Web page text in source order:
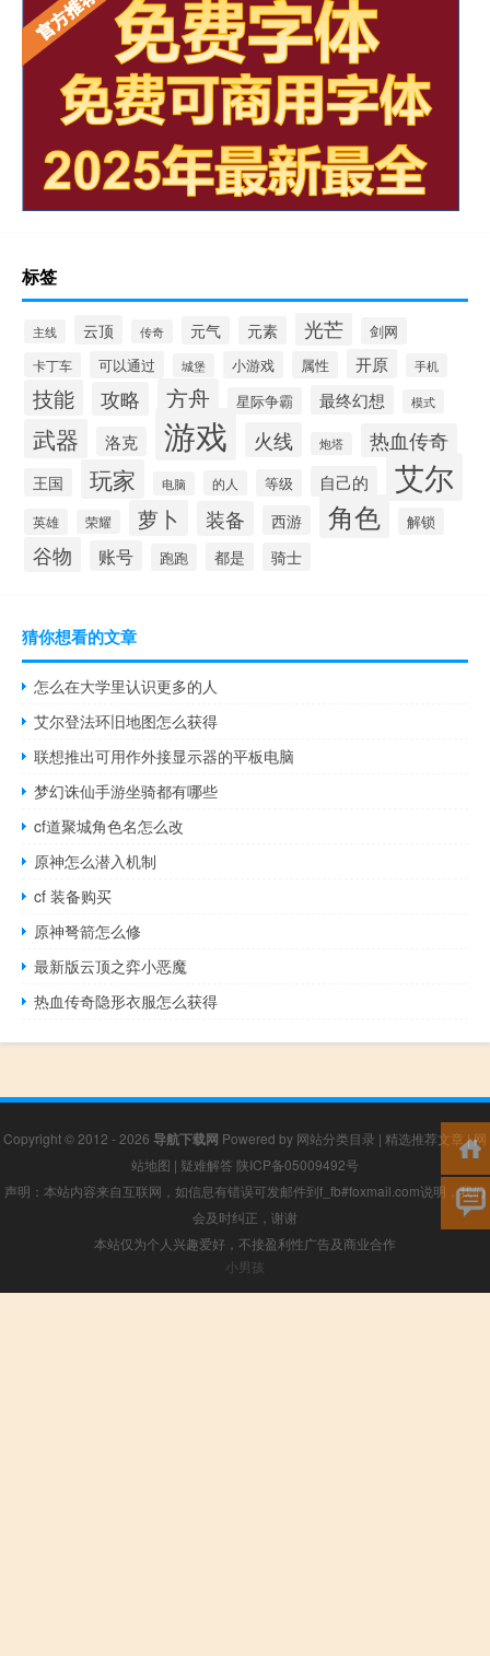
标签
主线 云顶 传奇 元气 元素 光芒 剑网
卡丁车 可以通过 城堡 小游戏 属性 开原 手机
技能 攻略 方舟 星际争霸 最终幻想 模式
武器 洛克 游戏 火线 炮塔 热血传奇
王国 玩家 电脑 的人 等级 自己的 艾尔
英雄 荣耀 萝卜 装备 西游 角色 解锁
谷物 账号 跑跑 都是 骑士
猜你想看的文章
怎么在大学里认识更多的人
艾尔登法环旧地图怎么获得
联想推出可用作外接显示器的平板电脑
梦幻诛仙手游坐骑都有哪些
cf道聚城角色名怎么改
原神怎么潜入机制
cf 装备购买
原神弩箭怎么修
最新版云顶之弈小恶魔
热血传奇隐形衣服怎么获得
Copyright © 2012 - 2026 导航下载网 Powered by 网站分类目录 | 精选推荐文章 |网
站地图 | 疑难解答 陕ICP备05009492号
声明：本站内容来自互联网，如信息有错误可发邮件到f_fb#foxmail.com说明，我们
会及时纠正，谢谢
本站仅为个人兴趣爱好，不接盈利性广告及商业合作
小男孩